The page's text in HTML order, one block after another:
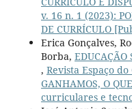
v. 16 n. 1 (2023):
DE CURRÍCULO
Erica Gonçalves,
Borba, EDUCAÇÃO
, Revista Espaço
GANHAMOS, O
curriculares e